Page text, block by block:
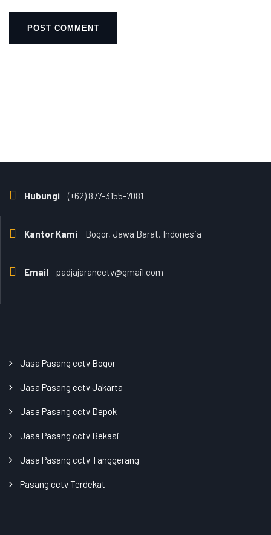
Hubungi (+62) 877-3155-7081
Kantor Kami Bogor, Jawa Barat, Indonesia
Email padjajarancctv@gmail.com
Jasa Pasang cctv Bogor
Jasa Pasang cctv Jakarta
Jasa Pasang cctv Depok
Jasa Pasang cctv Bekasi
Jasa Pasang cctv Tanggerang
Pasang cctv Terdekat